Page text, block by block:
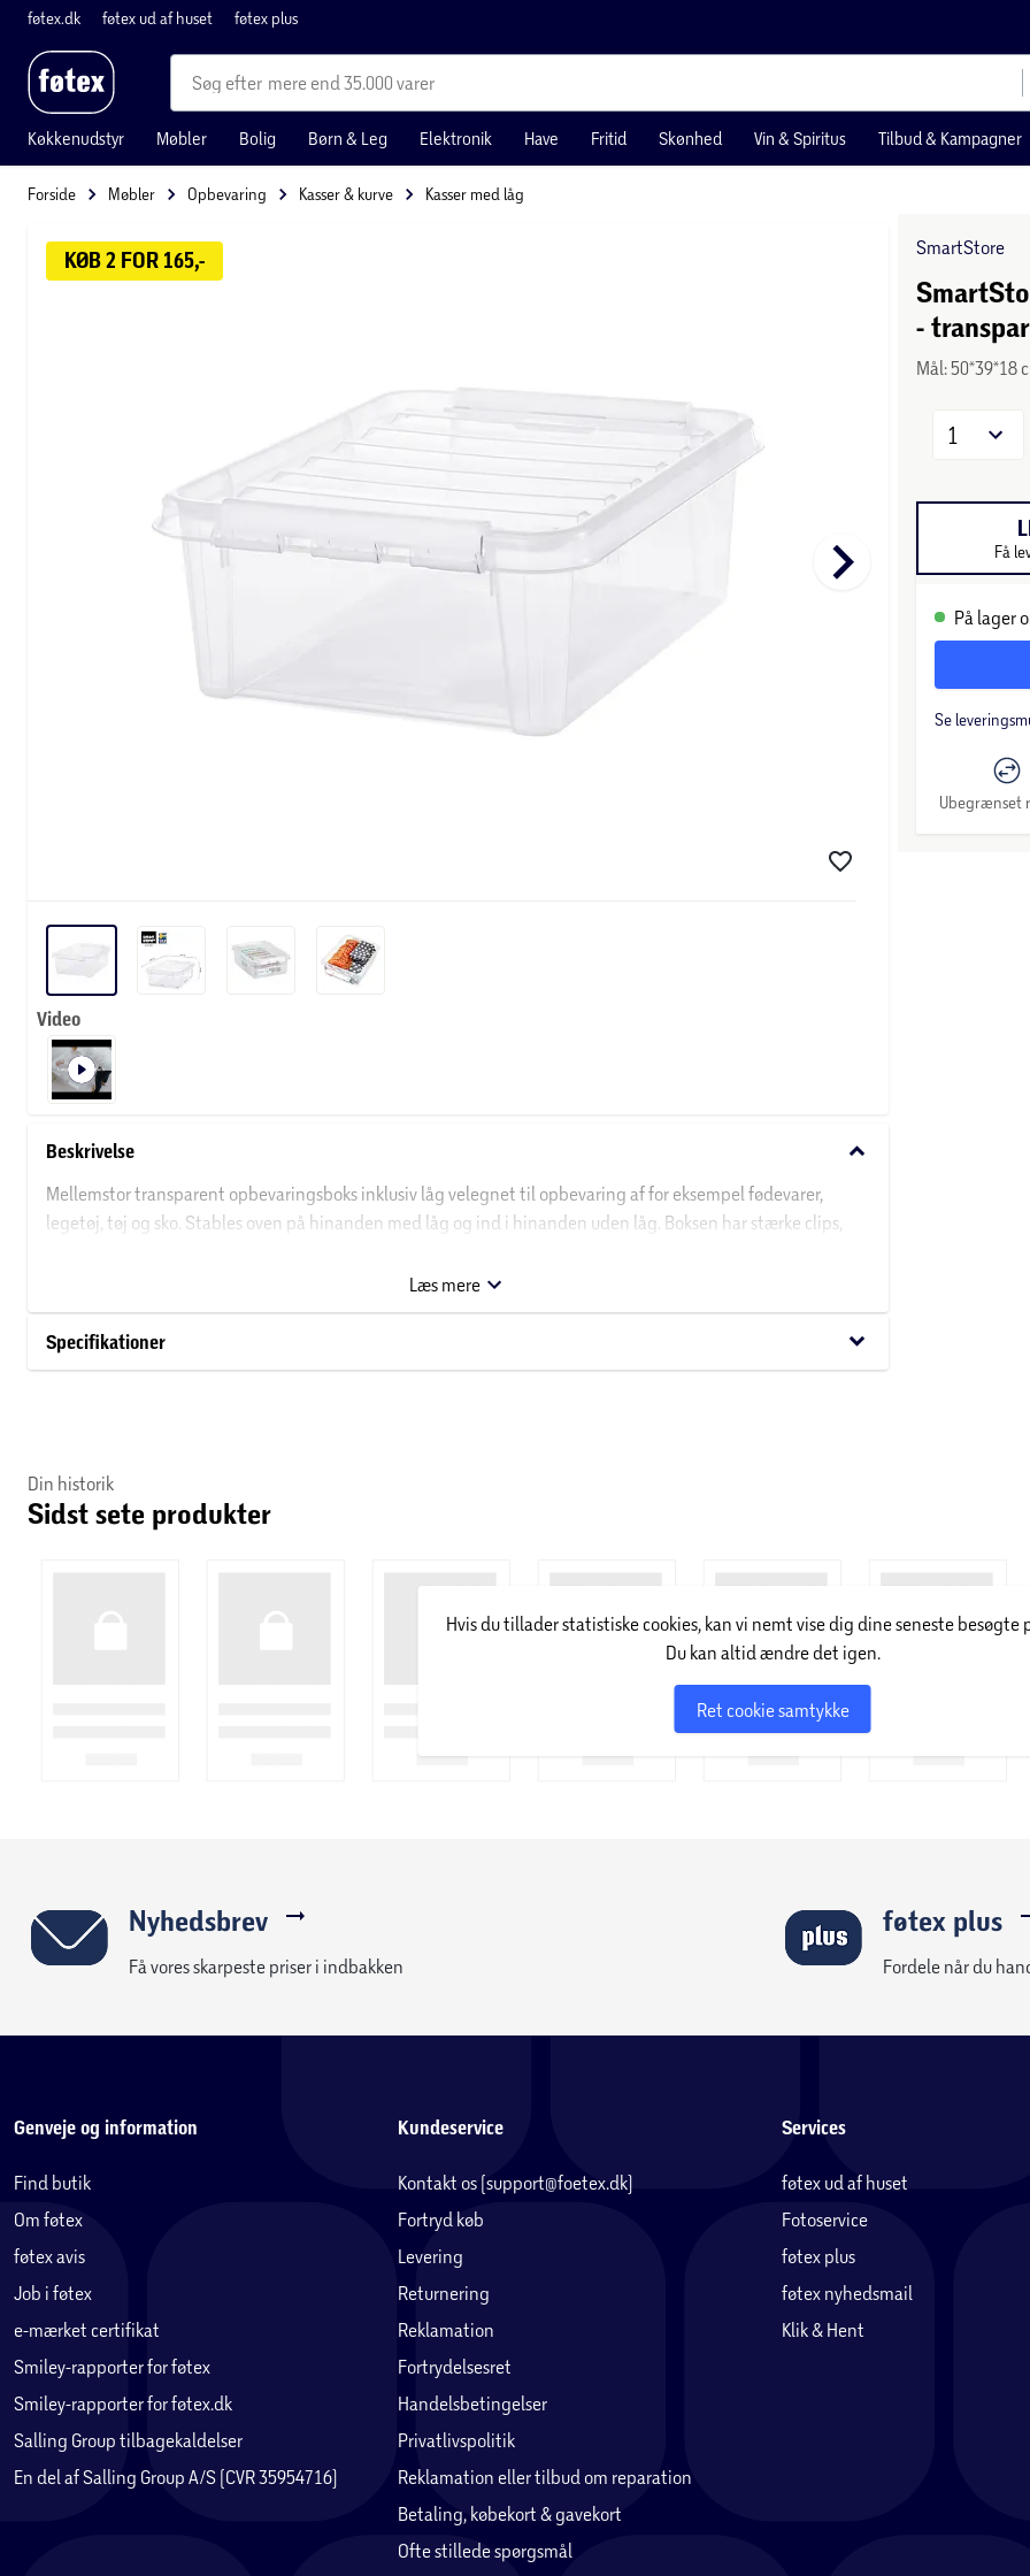
føtex.dk føtex ud af huset føtex plus
mere end 35.000 varer
Køkkenudstyr Møbler Bolig Børn & Leg Elektronik Have Fritid Skønhed Vin & Spiritus Tilbud & Kampagner
Forside Møbler Opbevaring Kasser & kurve Kasser med låg
KØB 2 FOR 165,-
keyboard_arrow_right
Video
Beskrivelse keyboard_arrow_down
Mellemstor transparent opbevaringsboks inklusiv låg velegnet til opbevaring af for eksempel fødevarer,
legetøj, tøj og sko. Stables oven på hinanden med låg og ind i hinanden uden låg. Boksen har stærke clips,
Fødevaregodkendt og BPA-fri.
Mål: 50*39*18 cm.
Læs mere
Specifikationer keyboard_arrow_down
SmartStore
-
Mål: 50*39*18
1
Få
På lager
Se
Ubegrænset
Din historik
Sidst sete produkter
Hvis du tillader statistiske cookies, kan vi nemt vise dig dine seneste besøgte
Du kan altid ændre det igen.
Ret cookie samtykke
Nyhedsbrev
Få vores skarpeste priser i indbakken
føtex plus
Fordele når du
Genveje og information
Find butik
Om føtex
føtex avis
Job i føtex
e-mærket certifikat
Smiley-rapporter for føtex
Smiley-rapporter for føtex.dk
Salling Group tilbagekaldelser
En del af Salling Group A/S (CVR 35954716)
Kundeservice
Kontakt os (support@foetex.dk)
Fortryd køb
Levering
Returnering
Reklamation
Fortrydelsesret
Handelsbetingelser
Privatlivspolitik
Reklamation eller tilbud om reparation
Betaling, købekort & gavekort
Ofte stillede spørgsmål
Services
føtex ud af huset
Fotoservice
føtex plus
føtex nyhedsmail
Klik & Hent